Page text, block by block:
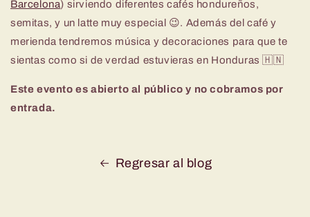
Barcelona) sirviendo diferentes cafés hondureños,
semitas, y un latte muy especial 😉. Además del café y
merienda tendremos música y decoraciones para que te
sientas como si de verdad estuvieras en Honduras🇭🇳
Este evento es abierto al público y no cobramos por
entrada.
Regresar al blog